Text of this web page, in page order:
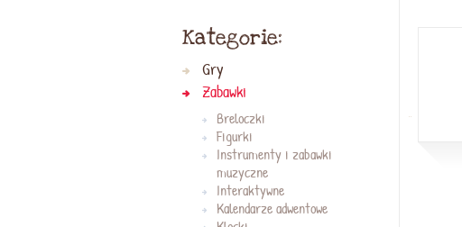
Kategorie:
Gry
Zabawki
Breloczki
Figurki
Instrumenty i zabawki
muzyczne
Interaktywne
Kalendarze adwentowe